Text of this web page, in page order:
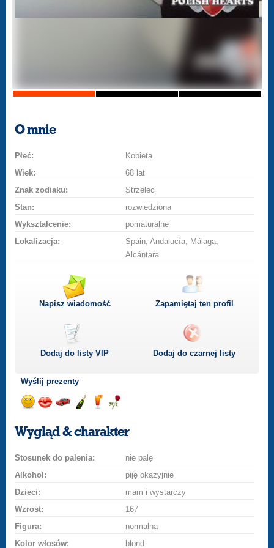
O mnie
Płeć:
Kobieta
Wiek:
68 lat
Znak zodiaku:
Strzelec
Stan:
rozwiedziona
Wykształcenie:
pomaturalne
Lokalizacja:
Spain, Andalucía, Málaga,
Alcántara
Napisz wiadomość Zapamiętaj ten profil
Dodaj do listyVIP Dodaj do czarnej listy
Wyślij prezenty
uśmiech
buziakasamochodem
szampana
drinka
różę
Wygląd & charakter
Stosunek do palenia:
nie palę
Alkohol:
piję okazyjnie
Dzieci:
mam i wystarczy
Wzrost:
167
Figura:
normalna
Kolor włosów:
blond